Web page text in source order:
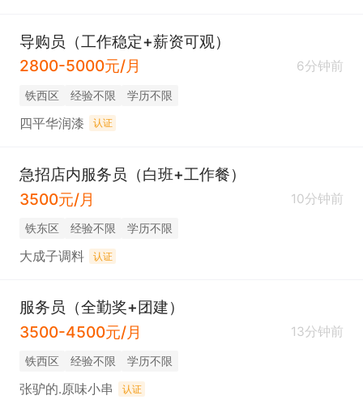
导购员（工作稳定+薪资可观）
2800-5000元/月
6分钟前
铁西区 经验不限 学历不限
四平华润漆 认证
急招店内服务员（白班+工作餐）
3500元/月
10分钟前
铁东区 经验不限 学历不限
大成子调料 认证
服务员（全勤奖+团建）
3500-4500元/月
13分钟前
铁西区 经验不限 学历不限
张驴的.原味小串 认证